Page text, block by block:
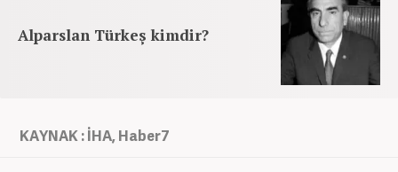
Alparslan Türkeş kimdir?
KAYNAK : İHA, Haber7